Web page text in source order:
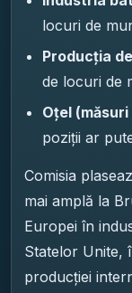
locuri de
Producția
de locuri de
Oțel
poziții ar
Comisia
mai amplă la
Europei în
Statelor Unite,
producției